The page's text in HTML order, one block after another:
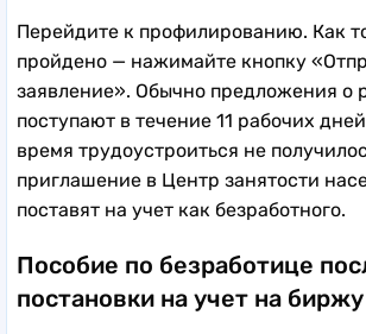
Перейдите к профилированию. Как
пройдено — нажимайте кнопку
заявление». Обычно предложения о
поступают в течение 11 рабочих
время трудоустроиться не
приглашение в Центр занятости
поставят на учет как безработного.
Пособие по безработице
постановки на учет на